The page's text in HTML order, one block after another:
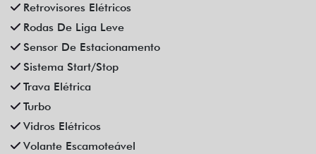
Retrovisores Elétricos
Rodas De Liga Leve
Sensor De Estacionamento
Sistema Start/Stop
Trava Elétrica
Turbo
Vidros Elétricos
Volante Escamoteável